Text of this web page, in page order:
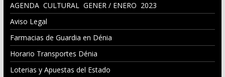
AGENDA CULTURAL GENER / ENERO 2023
Aviso Legal
Farmacias de Guardia en Dénia
Horario Transportes Dénia
Loterias y Apuestas del Estado